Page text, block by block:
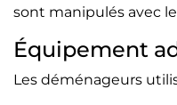
sont manipulés avec
Équipement
Les déménageurs